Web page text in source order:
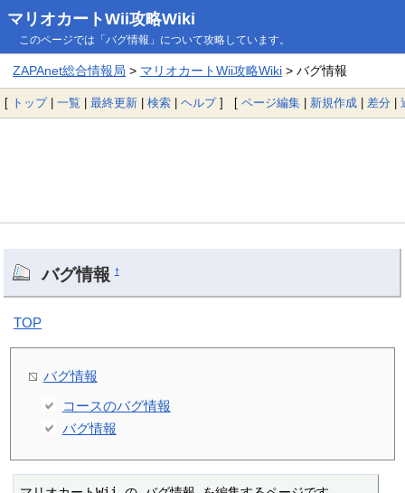
マリオカートWii攻略Wiki
このページでは「バグ情報」について攻略しています。
ZAPAnet総合情報局 > マリオカートWii攻略Wiki> バグ情報
[ トップ| 一覧 | 最終更新 | 検索 | ヘルプ] [ ページ編集 | 新規作成 | 差分 |
バグ情報†
TOP
バグ情報
コースのバグ情報
バグ情報